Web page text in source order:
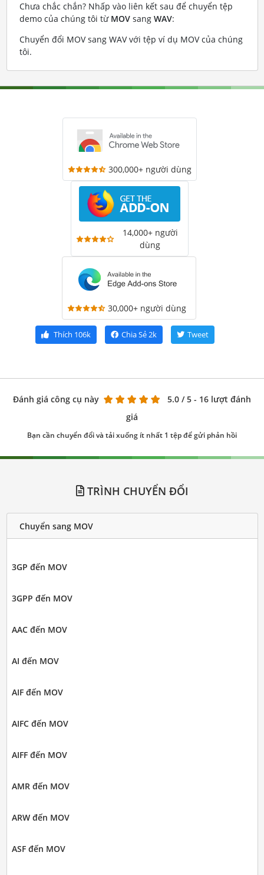
Chưa chắc chắn? Nhấp vào liên kết sau để chuyển tệp
demo của chúng tôi từ MOVsang WAV:
Chuyển đổi MOV sang WAV với tệp ví dụ MOV của chúng
tôi.
300,000+ người dùng
14,000+ người
dùng
30,000+ người dùng
Thích 106k Chia Sẻ2k Tweet
Đánh giá công cụ này 5.0 / 5 - 16 lượt đánh
giá
Bạn cần chuyển đổi và tải xuống ít nhất 1 tệp để gửi phản hồi
TRÌNH CHUYỂN ĐỔI
Chuyển sang MOV
3GP đến MOV
3GPP đến MOV
AAC đến MOV
AI đến MOV
AIF đến MOV
AIFC đến MOV
AIFF đến MOV
AMR đến MOV
ARW đến MOV
ASF đến MOV